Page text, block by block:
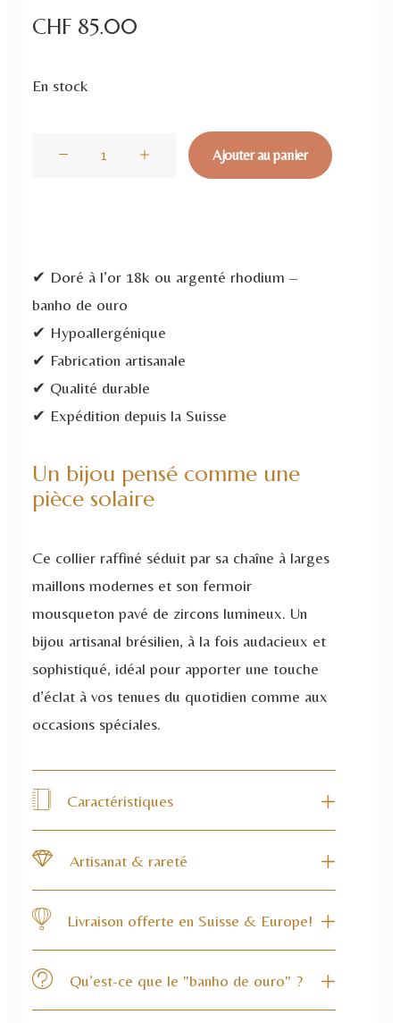
CHF 85.00
En stock
Argent
Ajouter au panier
✔ Doré à l’or 18k ou argenté rhodium –
banho de ouro
✔ Hypoallergénique
✔ Fabrication artisanale
✔ Qualité durable
✔ Expédition depuis la Suisse
Un bijou pensé comme une
pièce solaire
Ce collier raffiné séduit par sa chaîne à larges
maillons modernes et son fermoir
mousqueton pavé de zircons lumineux. Un
bijou artisanal brésilien, à la fois audacieux et
sophistiqué, idéal pour apporter une touche
d’éclat à vos tenues du quotidien comme aux
occasions spéciales.
Caractéristiques
Artisanat & rareté
Livraison offerte en Suisse & Europe!
Qu’est-ce que le "banho de ouro" ?